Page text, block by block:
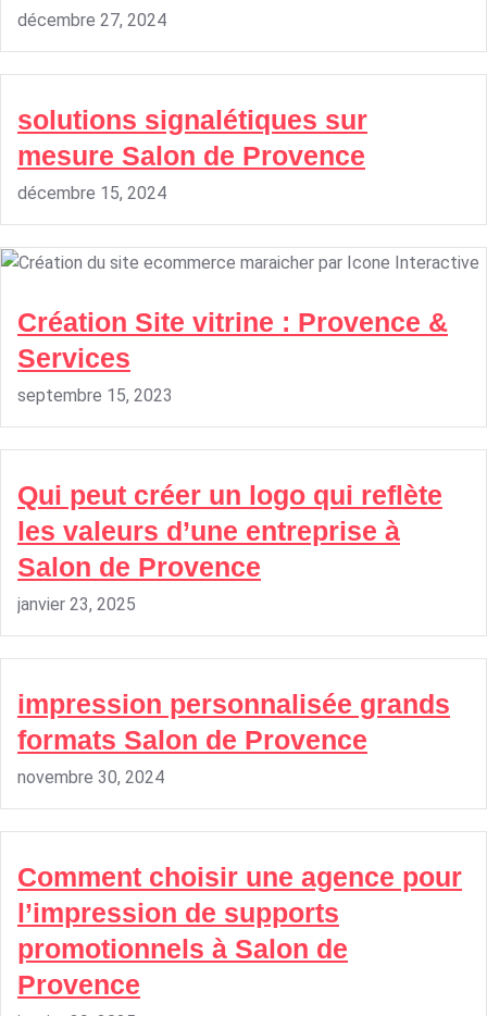
décembre 27, 2024
solutions signalétiques sur
mesure Salon de Provence
décembre 15, 2024
Création Site vitrine : Provence &
Services
septembre 15, 2023
Qui peut créer un logo qui reflète
les valeurs d’une entreprise à
Salon de Provence
janvier 23, 2025
impression personnalisée grands
formats Salon de Provence
novembre 30, 2024
Comment choisir une agence pour
l’impression de supports
promotionnels à Salon de
Provence